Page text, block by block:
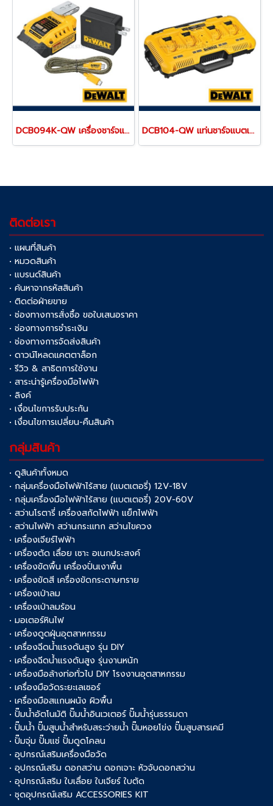
DCB094K-QW เครื่องชาร์จแบตเตอรี่ 18V (20MAX) และพอร์ตชาร์จ USB-C Charging-Kit "DEWALT" ดีวอลท์ DCB104-QW แท่นชาร์จแบตเตอรี่ 4 ช่อง รุ่นชาร์จเร็ว "DEWALT" ดีวอลท์
ติดต่อเรา
• แผนที่สินค้า
• หมวดสินค้า
• แบรนด์สินค้า
• ค้นหาจากรหัสสินค้า
• ติดต่อฝ่ายขาย
• ช่องทางการสั่งซื้อ ขอใบเสนอราคา
• ช่องทางการชำระเงิน
• ช่องทางการจัดส่งสินค้า
• ดาวน์โหลดแคตตาล็อก
• รีวิว & สาธิตการใช้งาน
• สาระน่ารู้เครื่องมือไฟฟ้า
• ลิงค์
• เงื่อนไขการรับประกัน
• เงื่อนไขการเปลี่ยน-คืนสินค้า
กลุ่มสินค้า
• ดูสินค้าทั้งหมด
• กลุ่มเครื่องมือไฟฟ้าไร้สาย (แบตเตอรี่) 12V-18V
• กลุ่มเครื่องมือไฟฟ้าไร้สาย (แบตเตอรี่) 20V-60V
• สว่านโรตารี่ เครื่องสกัดไฟฟ้า แย็กไฟฟ้า
• สว่านไฟฟ้า สว่านกระแทก สว่านไขควง
• เครื่องเจียร์ไฟฟ้า
• เครื่องตัด เลื่อย เซาะ อเนกประสงค์
• เครื่องขัดพื้น เครื่องปั่นเงาพื้น
• เครื่องขัดสี เครื่องขัดกระดาษทราย
• เครื่องเป่าลม
• เครื่องเป่าลมร้อน
• มอเตอร์หินไฟ
• เครื่องดูดฝุ่นอุตสาหกรรม
• เครื่องฉีดน้ำแรงดันสูง รุ่น DIY
• เครื่องฉีดน้ำแรงดันสูง รุ่นงานหนัก
• เครื่องมือล้างท่อทั่วไป DIY โรงงานอุตสาหกรรม
• เครื่องมือวัดระยะเลเซอร์
• เครื่องมือสแกนผนัง ผิวพื้น
• ปั๊มน้ำอัตโนมัติ ปั๊มน้ำอินเวเตอร์ ปั๊มน้ำรุ่นธรรมดา
• ปั๊มน้ำ ปั๊มสูบน้ำสำหรับสระว่ายน้ำ ปั๊มหอยโข่ง ปั๊มสูบสารเคมี
• ปั๊มจุ่ม ปั๊มแช่ ปั๊มดูดโคลน
• อุปกรณ์เสริมเครื่องมือวัด
• อุปกรณ์เสริม ดอกสว่าน ดอกเจาะ หัวจับดอกสว่าน
• อุปกรณ์เสริม ใบเลื่อย ใบเจียร์ ใบตัด
• ชุดอุปกรณ์เสริม ACCESSORIES KIT